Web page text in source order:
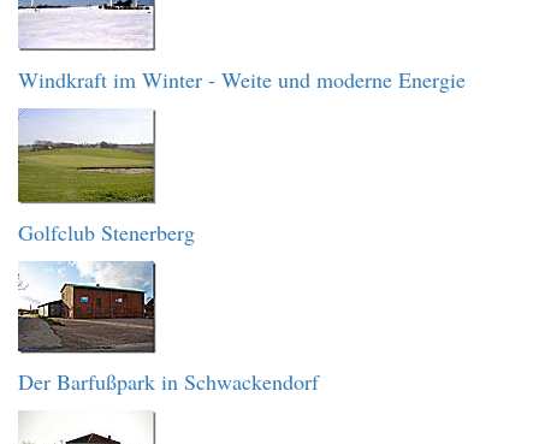
Windkraft im Winter - Weite und moderne Energie
Golfclub Stenerberg
Der Barfußpark in Schwackendorf